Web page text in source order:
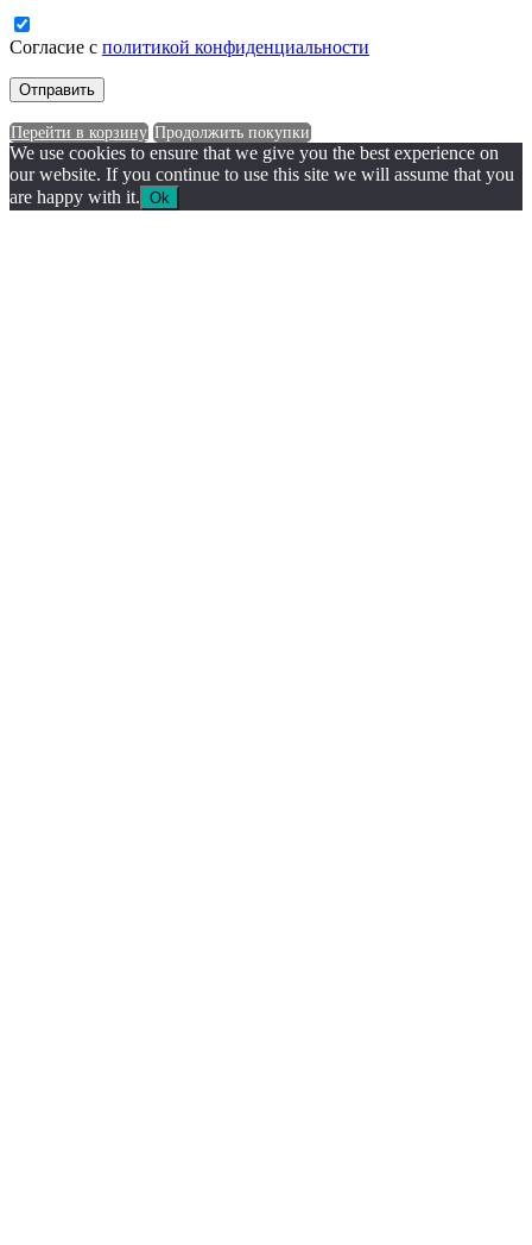
Согласие с политикой конфиденциальности
Перейти в корзину Продолжить покупки
We use cookies to ensure that we give you the best experience on
our website. If you continue to use this site we will assume that you
are happy with it. Ok